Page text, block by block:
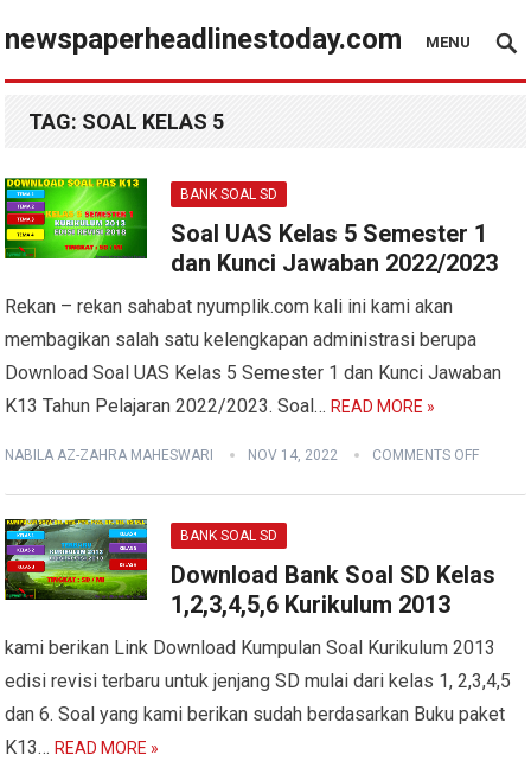
newspaperheadlinestoday.com MENU
TAG: SOAL KELAS 5
BANK SOAL SD
Soal UAS Kelas 5 Semester 1
dan Kunci Jawaban 2022/2023
Rekan – rekan sahabat nyumplik.com kali ini kami akan
membagikan salah satu kelengkapan administrasi berupa
Download Soal UAS Kelas 5 Semester 1 dan Kunci Jawaban
K13 Tahun Pelajaran 2022/2023. Soal…READ MORE »
NABILA AZ-ZAHRA MAHESWARI NOV 14, 2022 COMMENTS OFF
BANK SOAL SD
Download Bank Soal SD Kelas
1,2,3,4,5,6 Kurikulum 2013
kami berikan Link Download Kumpulan Soal Kurikulum 2013
edisi revisi terbaru untuk jenjang SD mulai dari kelas 1, 2,3,4,5
dan 6. Soal yang kami berikan sudah berdasarkan Buku paket
K13…READ MORE »